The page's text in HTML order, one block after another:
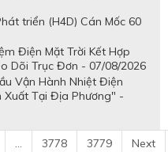
triển (H4D) Cán Mốc 60
Điện Mặt Trời Kết Hợp
Dõi Trục Đơn - 07/08/2026
Vận Hành Nhiệt Điện
Tại Địa Phương" -
... 3778 3779 Next